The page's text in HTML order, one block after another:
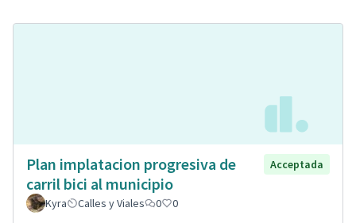
Plan implatacion progresiva de
carril bici al municipio
Acceptada
Kyra Calles y Viales 0 0